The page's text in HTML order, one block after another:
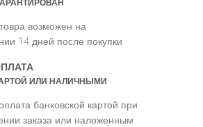
возможен на
14 дней после покупки
ИЛИ НАЛИЧНЫМИ
банковской картой при
заказа или наложенным